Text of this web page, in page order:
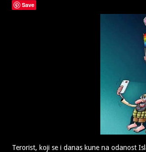
Save
Terorist, koji se i danas kune na odanost